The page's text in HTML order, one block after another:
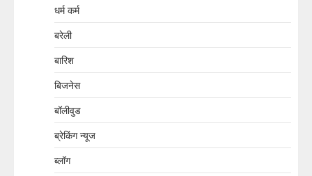
धर्म कर्म
बरेली
बारिश
बिजनेस
बॉलीवुड
ब्रेकिंग न्यूज
ब्लॉग